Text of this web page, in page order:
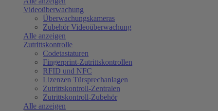
Videoüberwachung
Überwachungskameras
Zubehör Videoüberwachung
Alle anzeigen
Zutrittskontrolle
Codetastaturen
Fingerprint-Zutrittskontrollen
RFID und NFC
Lizenzen Türsprechanlagen
Zutrittskontroll-Zentralen
Zutrittskontroll-Zubehör
Alle anzeigen